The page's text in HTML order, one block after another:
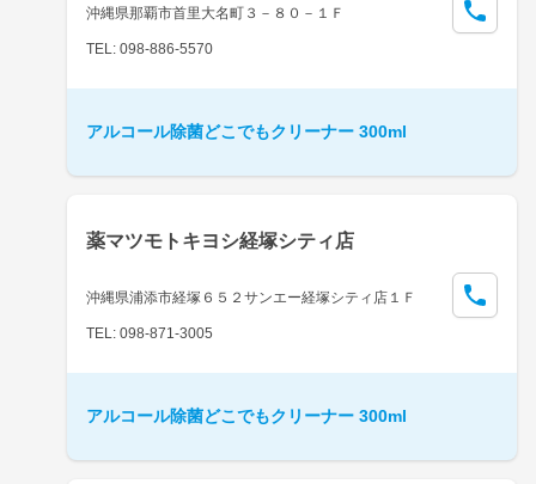
沖縄県那覇市首里大名町３－８０－１Ｆ
TEL: 098-886-5570
アルコール除菌どこでもクリーナー 300ml
薬マツモトキヨシ経塚シティ店
沖縄県浦添市経塚６５２サンエー経塚シティ店１Ｆ
TEL: 098-871-3005
アルコール除菌どこでもクリーナー 300ml